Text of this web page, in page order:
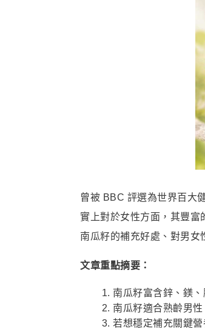
曾被 BBC 評選為世界百大
實上對於女性方面，其豐富
南瓜籽的補充好處、對男女
文章重點摘要：
南瓜籽富含鋅、鎂
南瓜籽適合熟齡男
若想穩定補充關鍵